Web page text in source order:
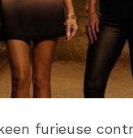
furieuse